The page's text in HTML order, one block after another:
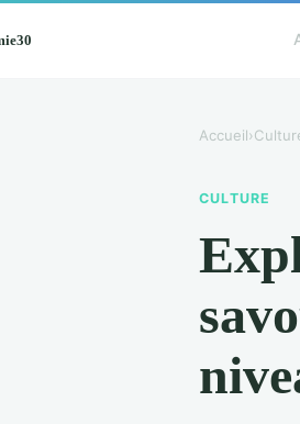
Accueil›
CULTURE